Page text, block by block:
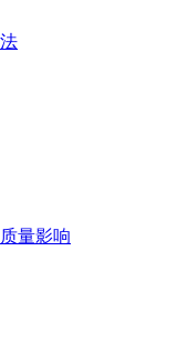
量影响